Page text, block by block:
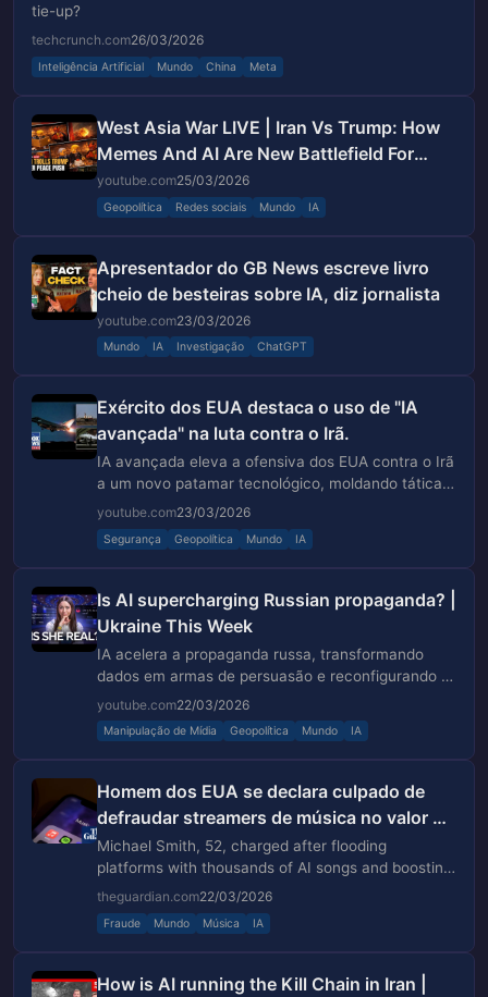
tie-up?
techcrunch.com26/03/2026
Inteligência Artificial Mundo China Meta
West Asia War LIVE | Iran Vs Trump: How
Memes And AI Are New Battlefield For
Information War | N18G
youtube.com25/03/2026
Geopolítica Redes sociais Mundo IA
Apresentador do GB News escreve livro
cheio de besteiras sobre IA, diz jornalista
youtube.com23/03/2026
Mundo IA Investigação ChatGPT
Exército dos EUA destaca o uso de "IA
avançada" na luta contra o Irã.
IA avançada eleva a ofensiva dos EUA contra o Irã
a um novo patamar tecnológico, moldando táticas
e riscos na região.
youtube.com23/03/2026
Segurança Geopolítica Mundo IA
Is AI supercharging Russian propaganda? |
Ukraine This Week
IA acelera a propaganda russa, transformando
dados em armas de persuasão e reconfigurando a
guerra de narrativas na era digital.
youtube.com22/03/2026
Manipulação de Mídia Geopolítica Mundo IA
Homem dos EUA se declara culpado de
defraudar streamers de música no valor de
milhões de dólares usando IA
Michael Smith, 52, charged after flooding
platforms with thousands of AI songs and boosting
them with bots
theguardian.com22/03/2026
Fraude Mundo Música IA
How is AI running the Kill Chain in Iran |